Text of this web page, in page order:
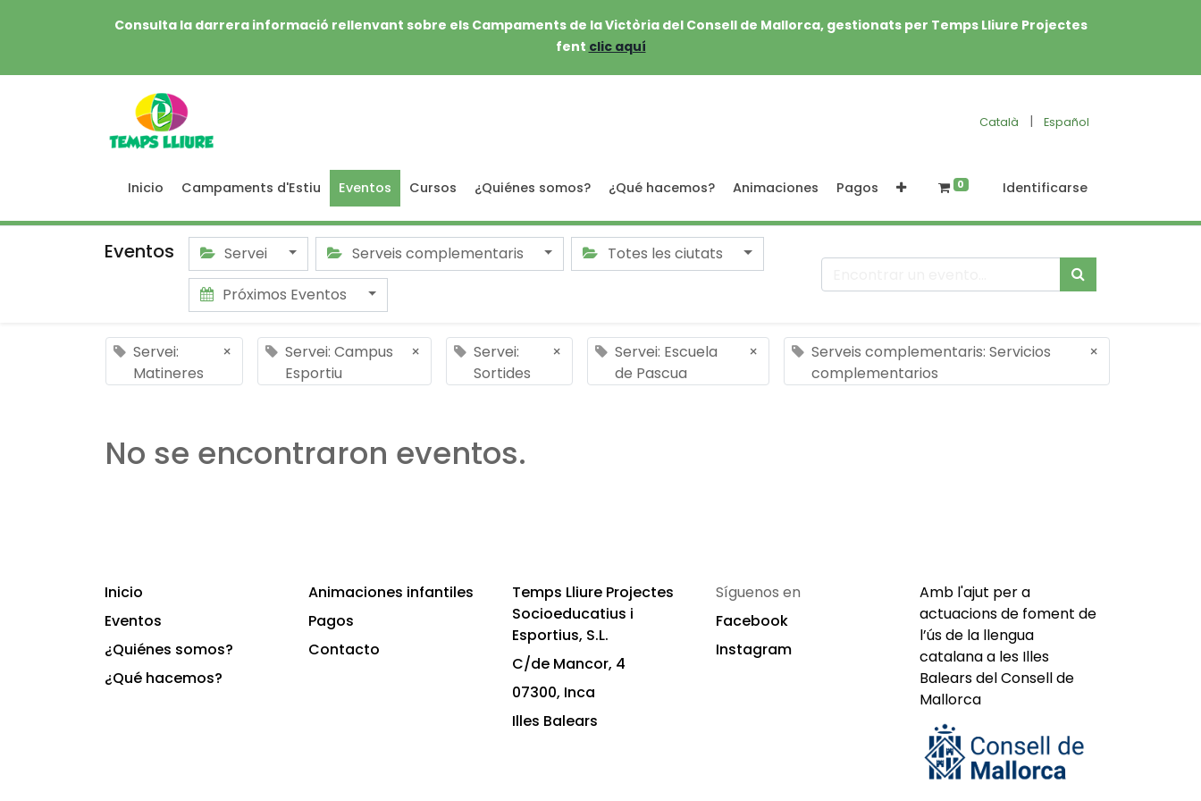
Consulta la darrera informació rellenvant sobre els Campaments de la Victòria del Consell de Mallorca, gestionats per Temps Lliure Projectes
fent clic aquí
Català | Español
Inicio Campaments d'Estiu Eventos Cursos ¿Quiénes somos? ¿Qué hacemos? Animaciones Pagos 0 Identificarse
Eventos Servei Serveis complementaris
Totes les ciutats
Próximos Eventos
Servei:
Matineres
×
Servei: Campus
Esportiu
×
Servei:
Sortides
×
Servei: Escuela
de Pascua
×
Serveis complementaris: Servicios
complementarios
×
No se encontraron eventos.
Inicio
Eventos
¿Quiénes somos?
¿Qué hacemos?
Animaciones infantiles
Pagos
Contacto
Temps Lliure Projectes
Socioeducatius i
Esportius, S.L.
C/de Mancor, 4
07300, Inca
Illes Balears
Síguenos en
Facebook
Instagram
Amb l'ajut per a
actuacions de foment de
l’ús de la llengua
catalana a les Illes
Balears del Consell de
Mallorca